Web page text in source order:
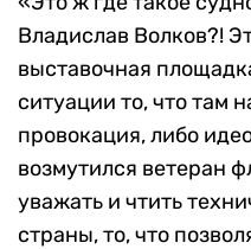
Владислав Волков?!
выставочная
ситуации то, что там
провокация, либо
возмутился ветеран
уважать и чтить
страны, то, что